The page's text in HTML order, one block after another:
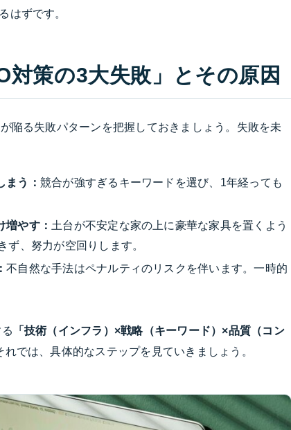
はずです。
策の3大失敗」とその原因
陥る失敗パターンを把握しておきましょう。失敗を未
まう： 競合が強すぎるキーワードを選び、1年経っても
増やす：土台が不安定な家の上に豪華な家具を置くよう
、努力が空回りします。
不自然な手法はペナルティのリスクを伴います。一時的
「技術（インフラ）×戦略（キーワード）×品質（コン
では、具体的なステップを見ていきましょう。